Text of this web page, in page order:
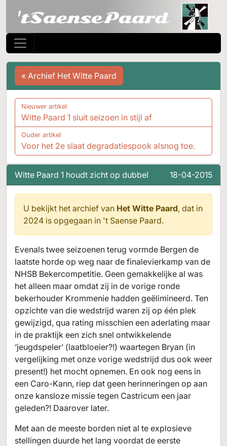
Witte Paard 1 houdt zicht op dubbel 18-04-2015
U bekijkt het archief van Het Witte Paard, dat in
2024 is opgegaan in 't Saense Paard.
Evenals twee seizoenen terug vormde Bergen de
laatste horde op weg naar de finalevierkamp van de
NHSB Bekercompetitie. Geen gemakkelijke al was
het alleen maar omdat zij in de vorige ronde
bekerhouder Krommenie hadden geëlimineerd. Ten
opzichte van die wedstrijd waren zij op één plek
gewijzigd, qua rating misschien een aderlating maar
in de praktijk een zich snel ontwikkelende
‘jeugdspeler’ (laatbloeier?!) waartegen Bryan (in
vergelijking met onze vorige wedstrijd dus ook weer
present!) het mocht opnemen. En ook nog eens in
een Caro-Kann, riep dat geen herinneringen op aan
onze kansloze missie tegen Castricum een jaar
geleden?! Daarover later.
Met aan de meeste borden niet al te explosieve
stellingen duurde het lang voordat de eerste
« Archief Het Witte Paard
Nieuwer artikel
Witte Paard 1 sluit seizoen in stijl af
Ouder artikel
Voor het 2e slaat degradatiespook alsnog toe.